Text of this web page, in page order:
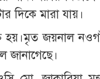
দিকে মারা যায়।
হয়।মৃত জয়নাল
জানাগেছে।